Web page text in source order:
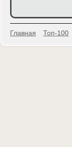
Главная Топ-100